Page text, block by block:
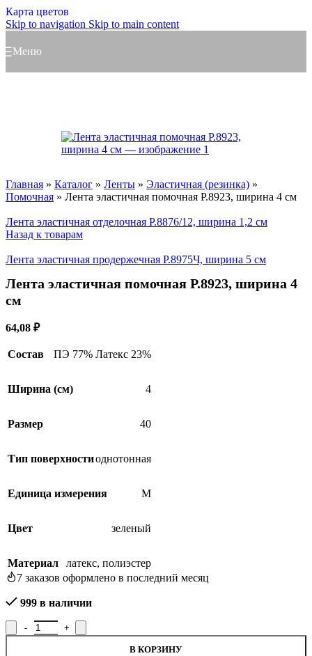
Карта цветов
Skip to navigation Skip to main content
Меню
Главная » Каталог » Ленты » Эластичная (резинка) »
Помочная » Лента эластичная помочная Р.8923, ширина 4 см
Лента эластичная отделочная Р.8876/12, ширина 1,2 см
Назад к товарам
Лента эластичная продержечная Р.8975Ч, ширина 5 см
Лента эластичная помочная Р.8923, ширина 4
см
64,08 ₽
Состав ПЭ 77% Латекс 23%
Ширина (см) 4
Размер 40
Тип поверхностиоднотонная
Единица измерения М
Цвет зеленый
Материал латекс, полиэстер
7 заказов оформлено в последний месяц
999 в наличии
Количество товара Лента эластичная помочная Р.8923, ширина
В КОРЗИНУ